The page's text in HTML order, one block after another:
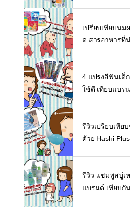
เปรียบเทียบนม
ด สารอาหารที่
4 แปรงสีฟันเด็
ใช้ดี เทียบแบร
รีวิวเปรียบเทีย
ด้วย Hashi
รีวิว แชมพูสบู่เ
แบรนด์ เทียบกั